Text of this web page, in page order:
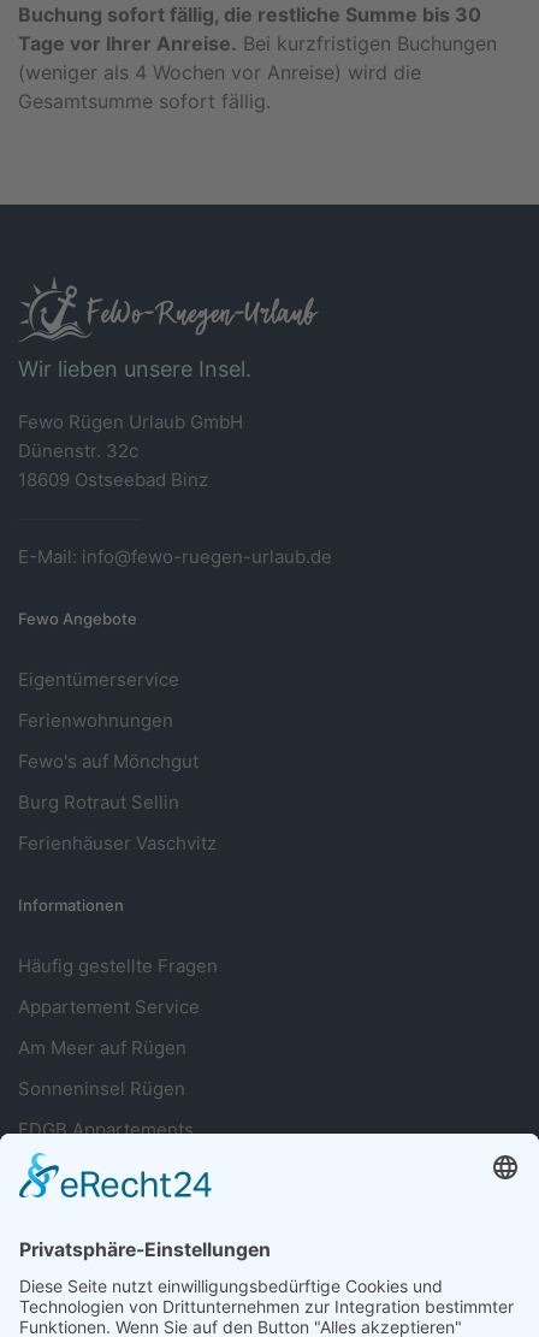
Buchung sofort fällig, die restliche Summe bis 30
Tage vor Ihrer Anreise. Bei kurzfristigen Buchungen
(weniger als 4 Wochen vor Anreise) wird die
Gesamtsumme sofort fällig.
Wir lieben unsere Insel.
Fewo Rügen Urlaub GmbH
Dünenstr. 32c
18609 Ostseebad Binz
E-Mail: info@fewo-ruegen-urlaub.de
Fewo Angebote
Eigentümerservice
Ferienwohnungen
Fewo's auf Mönchgut
Burg Rotraut Sellin
Ferienhäuser Vaschvitz
Informationen
Häufig gestellte Fragen
Appartement Service
Am Meer auf Rügen
Sonneninsel Rügen
FDGB Appartements
Sie haben Fragen?
038393 699677
Oder nutzen Sie unser Kontaktformular